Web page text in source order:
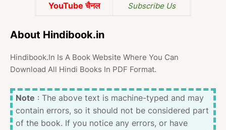
YouTube चैनल Subscribe Us
About Hindibook.in
Hindibook.In Is A Book Website Where You Can
Download All Hindi Books In PDF Format.
Note : The above text is machine-typed and may
contain errors, so it should not be considered part
of the book. If you notice any errors, or have